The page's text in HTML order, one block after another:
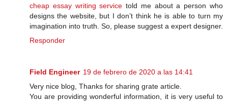
cheap essay writing service told me about a person who
designs the website, but I don’t think he is able to turn my
imagination into truth. So, please suggest a expert designer.
Responder
Field Engineer 19 de febrero de 2020 a las 14:41
Very nice blog, Thanks for sharing grate article.
You are providing wonderful information, it is very useful to